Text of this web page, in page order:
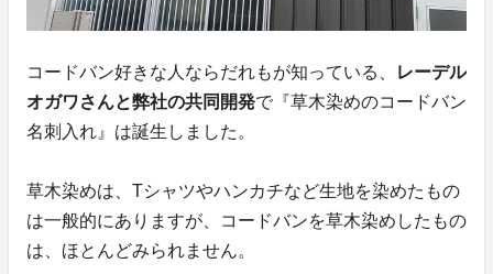
コードバン好きな人ならだれもが知っている、
レーデル
オガワさんと弊社の共同開発で『草木染めのコードバン
名刺入れ』は誕生しました。
草木染めは、Tシャツやハンカチなど生地を染めたもの
は一般的にありますが、コードバンを草木染めしたもの
は、ほとんどみられません。